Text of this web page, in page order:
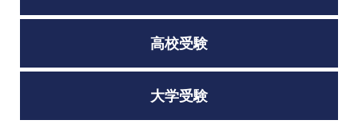
高校受験
大学受験